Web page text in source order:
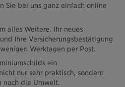
Sie bei uns ganz einfach online
alles Weitere. Ihr neues
Ihre Versicherungsbestätigung
Werktagen per Post.
ein
nur sehr praktisch, sondern
noch die Umwelt.